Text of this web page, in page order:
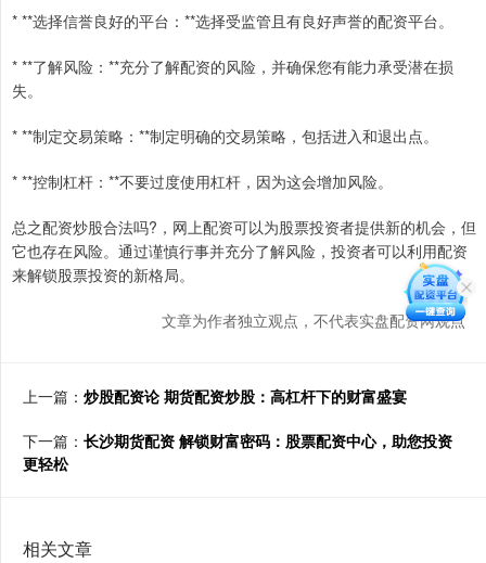
* **选择信誉良好的平台：**选择受监管且有良好声誉的配资平台。
* **了解风险：**充分了解配资的风险，并确保您有能力承受潜在损
失。
* **制定交易策略：**制定明确的交易策略，包括进入和退出点。
* **控制杠杆：**不要过度使用杠杆，因为这会增加风险。
总之配资炒股合法吗?，网上配资可以为股票投资者提供新的机会，但
它也存在风险。通过谨慎行事并充分了解风险，投资者可以利用配资
来解锁股票投资的新格局。
文章为作者独立观点，不代表实盘配资网观点
上一篇： 炒股配资论 期货配资炒股：高杠杆下的财富盛宴
下一篇： 长沙期货配资 解锁财富密码：股票配资中心，助您投资
更轻松
相关文章